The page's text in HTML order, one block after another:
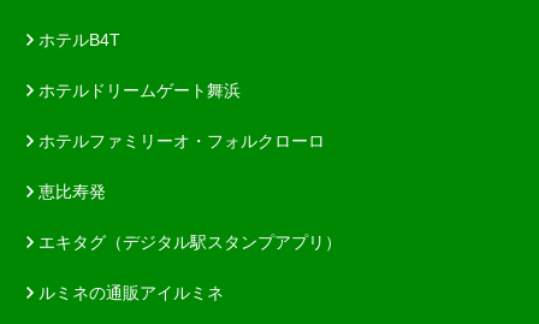
ホテルB4T
ホテルドリームゲート舞浜
ホテルファミリーオ・フォルクローロ
恵比寿発
エキタグ（デジタル駅スタンプアプリ）
ルミネの通販アイルミネ